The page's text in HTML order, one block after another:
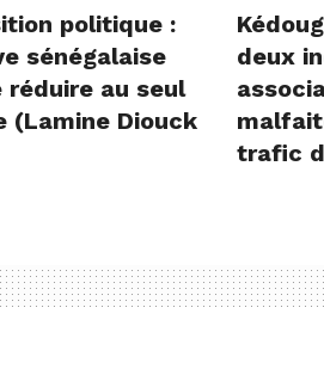
politique :
sénégalaise
réduire au seul
(Lamine Diouck
deux
trafic